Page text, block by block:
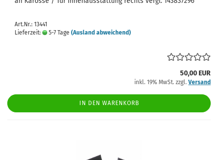
Art.Nr.: 13441
Lieferzeit:
5-7 Tage (Ausland abweichend)
50,00 EUR
inkl. 19% MwSt. zzgl. Versand
IN DEN WARENKORB